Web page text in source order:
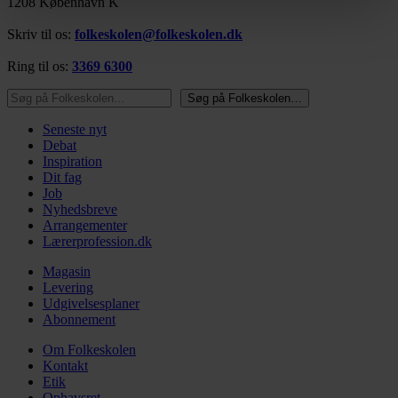
Skriv til os: folkeskolen@folkeskolen.dk
Ring til os: 3369 6300
Søg på Folkeskolen…
Søg på Folkeskolen…
Seneste nyt
Debat
Inspiration
Dit fag
Job
Nyhedsbreve
Arrangementer
Lærerprofession.dk
Magasin
Levering
Udgivelsesplaner
Abonnement
Om Folkeskolen
Kontakt
Etik